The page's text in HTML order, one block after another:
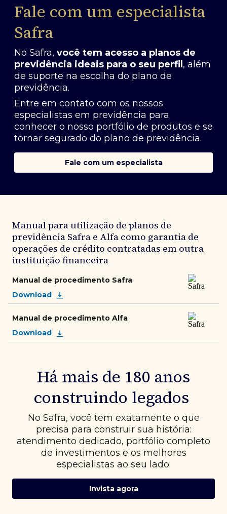
Fale com um especialista
Safra
No Safra, você tem acesso a planos de
previdência ideais para o seu perfil , além
de suporte na escolha do plano de
previdência.
Entre em contato com os nossos
especialistas em previdência para
conhecer o nosso portfólio de produtos e se
tornar segurado do plano de previdência.
Fale com um especialista
Manual para utilização de planos de
previdência Safra e Alfa como garantia de
operações de crédito contratadas em outra
instituição financeira
Manual de procedimento Safra
Download
Manual de procedimento Alfa
Download
Há mais de 180 anos
construindo legados
No Safra, você tem exatamente o que
precisa para construir sua história:
atendimento dedicado, portfólio completo
de investimentos e os melhores
especialistas ao seu lado.
Invista agora